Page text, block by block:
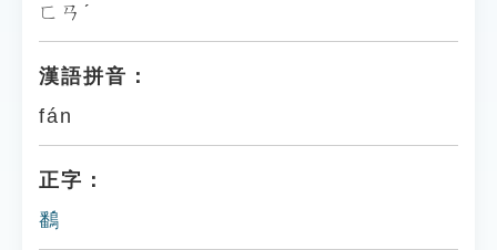
ㄈㄢˊ
漢語拼音：
fán
正字：
鷭